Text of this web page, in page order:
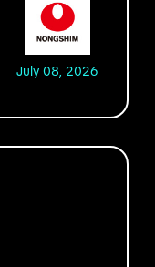
July 08, 2026